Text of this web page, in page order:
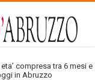
compresa tra 6 mesi e
in Abruzzo